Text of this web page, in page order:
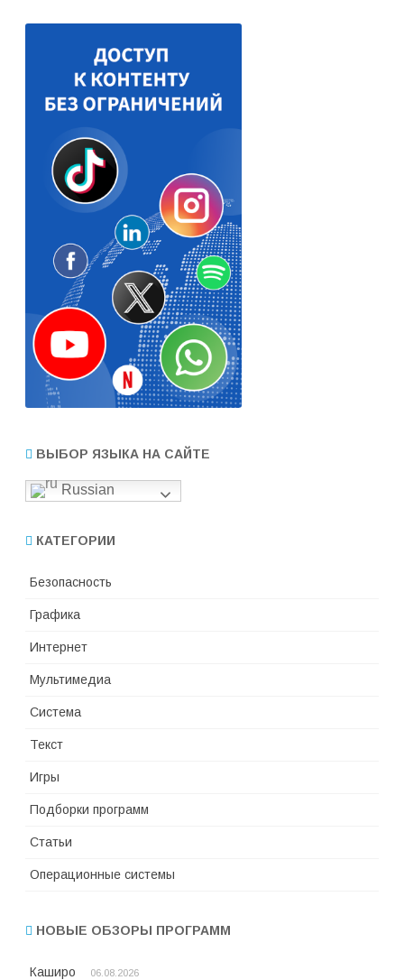
ВЫБОР ЯЗЫКА НА САЙТЕ
Russian
КАТЕГОРИИ
Безопасность
Графика
Интернет
Мультимедиа
Система
Текст
Игры
Подборки программ
Статьи
Операционные системы
НОВЫЕ ОБЗОРЫ ПРОГРАММ
Каширо 06.08.2026